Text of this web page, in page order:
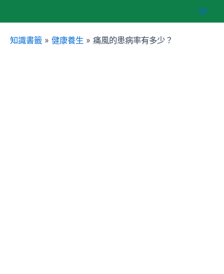
至
知識書籤 » 健康養生 » 痛風的患病率有多少？